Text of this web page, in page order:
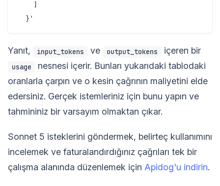
    ]
Yanıt, input_tokens ve output_tokens içeren bir
usage
nesnesi içerir. Bunları yukarıdaki tablodaki
oranlarla çarpın ve o kesin çağrının maliyetini elde
edersiniz. Gerçek istemleriniz için bunu yapın ve
tahmininiz bir varsayım olmaktan çıkar.
Sonnet 5 isteklerini göndermek, belirteç kullanımını
incelemek ve faturalandırdığınız çağrıları tek bir
çalışma alanında düzenlemek için Apidog'u indirin.